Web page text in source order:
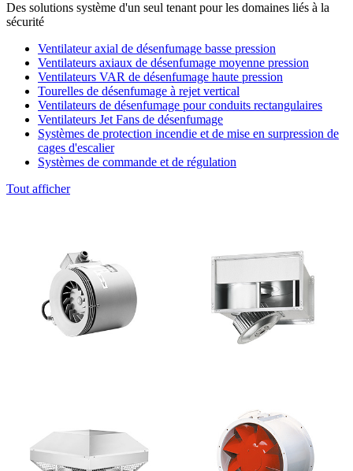
Des solutions système d'un seul tenant pour les domaines liés à la
sécurité
Ventilateur axial de désenfumage basse pression
Ventilateurs axiaux de désenfumage moyenne pression
Ventilateurs VAR de désenfumage haute pression
Tourelles de désenfumage à rejet vertical
Ventilateurs de désenfumage pour conduits rectangulaires
Ventilateurs Jet Fans de désenfumage
Systèmes de protection incendie et de mise en surpression de
cages d'escalier
Systèmes de commande et de régulation
Tout afficher